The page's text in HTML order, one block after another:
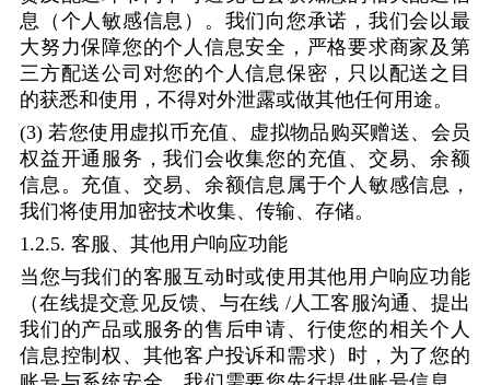
息（个人敏感信息）。我们向您承诺，我们会以最
大努力保障您的个人信息安全，严格要求商家及第
三方配送公司对您的个人信息保密，只以配送之目
的获悉和使用，不得对外泄露或做其他任何用途。
(3)若您使用虚拟币充值、虚拟物品购买赠送、会员
权益开通服务，我们会收集您的充值、交易、余额
信息。充值、交易、余额信息属于个人敏感信息，
我们将使用加密技术收集、传输、存储。
1.2.5. 客服、其他用户响应功能
当您与我们的客服互动时或使用其他用户响应功能
（在线提交意见反馈、与在线 /人工客服沟通、提出
我们的产品或服务的售后申请、行使您的相关个人
信息控制权、其他客户投诉和需求）时，为了您的